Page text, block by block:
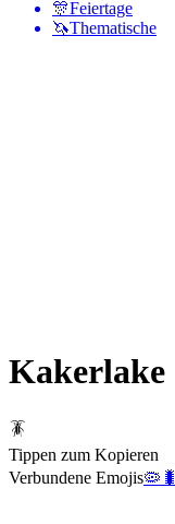
🎊Feiertage
🦄Thematische
Kakerlake
🪳
Tippen zum Kopieren
Verbundene Emojis🦠 🐛